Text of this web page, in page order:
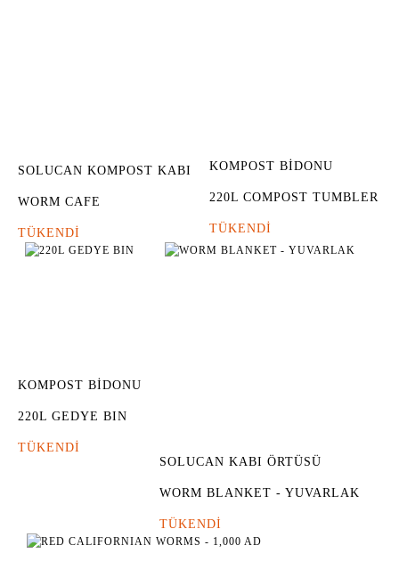
SOLUCAN KOMPOST KABI
WORM CAFE
TÜKENDİ
KOMPOST BİDONU
220L COMPOST TUMBLER
TÜKENDİ
KOMPOST BİDONU
220L GEDYE BIN
TÜKENDİ
SOLUCAN KABI ÖRTÜSÜ
WORM BLANKET - YUVARLAK
TÜKENDİ